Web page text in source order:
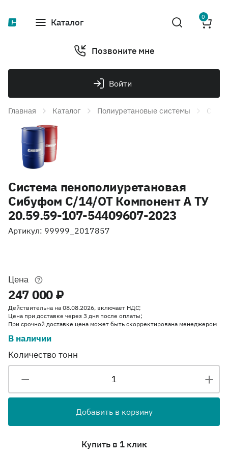
Каталог 0
Позвоните мне
Войти
Главная Каталог Полиуретановые системы
Система пенополиуретановая
Сибуфом С/14/ОТ Компонент А ТУ
20.59.59-107-54409607-2023
Артикул: 99999_2017857
Цена
247 000 ₽
Действительна на 08.08.2026, включает НДС;
Цена при доставке через 3 дня после оплаты;
При срочной доставке цена может быть скорректирована менеджером
В наличии
Количество тонн
Добавить в корзину
Купить в 1 клик